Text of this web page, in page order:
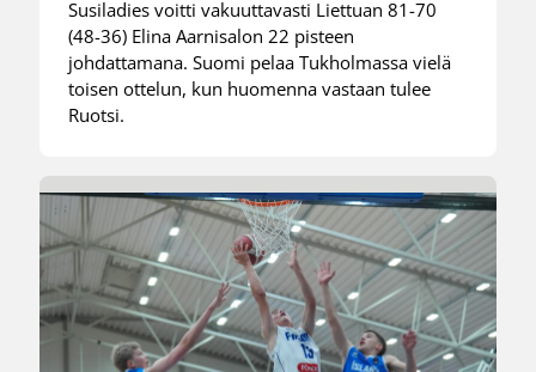
Susiladies voitti vakuuttavasti Liettuan 81-70
(48-36) Elina Aarnisalon 22 pisteen
johdattamana. Suomi pelaa Tukholmassa vielä
toisen ottelun, kun huomenna vastaan tulee
Ruotsi.